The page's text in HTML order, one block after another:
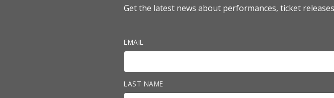
Get the latest news about performances, ticket
EMAIL
LAST NAME